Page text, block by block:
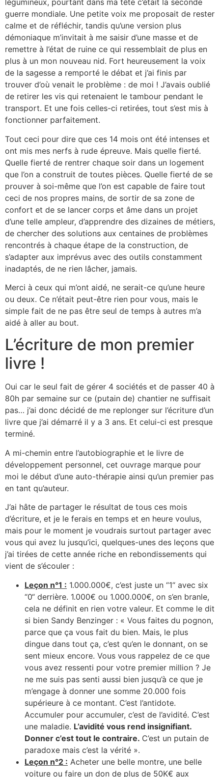
légumineux, pourtant dans ma tête c’était la seconde
guerre mondiale. Une petite voix me proposait de rester
calme et de réfléchir, tandis qu’une version plus
démoniaque m’invitait à me saisir d’une masse et de
remettre à l’état de ruine ce qui ressemblait de plus en
plus à un mon nouveau nid. Fort heureusement la voix
de la sagesse a remporté le débat et j’ai finis par
trouver d’où venait le problème : de moi ! J’avais oublié
de retirer les vis qui retenaient le tambour pendant le
transport. Et une fois celles-ci retirées, tout s’est mis à
fonctionner parfaitement.
Tout ceci pour dire que ces 14 mois ont été intenses et
ont mis mes nerfs à rude épreuve. Mais quelle fierté.
Quelle fierté de rentrer chaque soir dans un logement
que l’on a construit de toutes pièces. Quelle fierté de se
prouver à soi-même que l’on est capable de faire tout
ceci de nos propres mains, de sortir de sa zone de
confort et de se lancer corps et âme dans un projet
d’une telle ampleur, d’apprendre des dizaines de métiers,
de chercher des solutions aux centaines de problèmes
rencontrés à chaque étape de la construction, de
s’adapter aux imprévus avec des outils constamment
inadaptés, de ne rien lâcher, jamais.
Merci à ceux qui m’ont aidé, ne serait-ce qu’une heure
ou deux. Ce n’était peut-être rien pour vous, mais le
simple fait de ne pas être seul de temps à autres m’a
aidé à aller au bout.
L’écriture de mon premier
livre !
Oui car le seul fait de gérer 4 sociétés et de passer 40 à
80h par semaine sur ce (putain de) chantier ne suffisait
pas… j’ai donc décidé de me replonger sur l’écriture d’un
livre que j’ai démarré il y a 3 ans. Et celui-ci est presque
terminé.
A mi-chemin entre l’autobiographie et le livre de
développement personnel, cet ouvrage marque pour
moi le début d’une auto-thérapie ainsi qu’un premier pas
en tant qu’auteur.
J’ai hâte de partager le résultat de tous ces mois
d’écriture, et je le ferais en temps et en heure voulus,
mais pour le moment je voudrais surtout partager avec
vous qui avez lu jusqu’ici, quelques-unes des leçons que
j’ai tirées de cette année riche en rebondissements qui
vient de s’écouler :
Leçon n°1 : 1.000.000€, c’est juste un “1“ avec six
“0“ derrière. 1.000€ ou 1.000.000€, on s’en branle,
cela ne définit en rien votre valeur. Et comme le dit
si bien Sandy Benzinger : « Vous faites du pognon,
parce que ça vous fait du bien. Mais, le plus
dingue dans tout ça, c’est qu’en le donnant, on se
sent mieux encore. Vous vous rappelez de ce que
vous avez ressenti pour votre premier million ? Je
ne me suis pas senti aussi bien jusqu’à ce que je
m’engage à donner une somme 20.000 fois
supérieure à ce montant. C’est l’antidote.
Accumuler pour accumuler, c’est de l’avidité. C’est
une maladie. L’avidité vous rend insignifiant.
Donner c’est tout le contraire. C’est un putain de
paradoxe mais c’est la vérité ».
Leçon n°2 : Acheter une belle montre, une belle
voiture ou faire un don de plus de 50K€ aux